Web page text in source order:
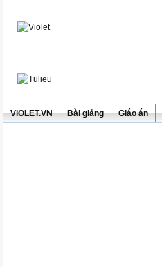
ViOLET.VN Bài giảng Giáo án